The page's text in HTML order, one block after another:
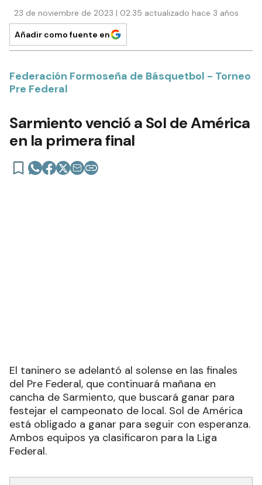
23 de noviembre de 2023 | 02:35 actualizado hace 3 años
Añadir como fuente en
Federación Formoseña de Básquetbol - Torneo
Pre Federal
Sarmiento venció a Sol de América
en la primera final
El taninero se adelantó al solense en las finales
del Pre Federal, que continuará mañana en
cancha de Sarmiento, que buscará ganar para
festejar el campeonato de local. Sol de América
está obligado a ganar para seguir con esperanza.
Ambos equipos ya clasificaron para la Liga
Federal.